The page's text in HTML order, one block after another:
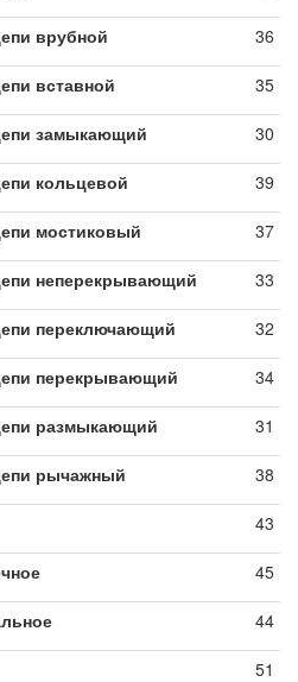
врубной 36
вставной 35
замыкающий 30
кольцевой 39
мостиковый 37
неперекрывающий 33
переключающий 32
перекрывающий 34
размыкающий 31
рычажный 38
43
45
44
51